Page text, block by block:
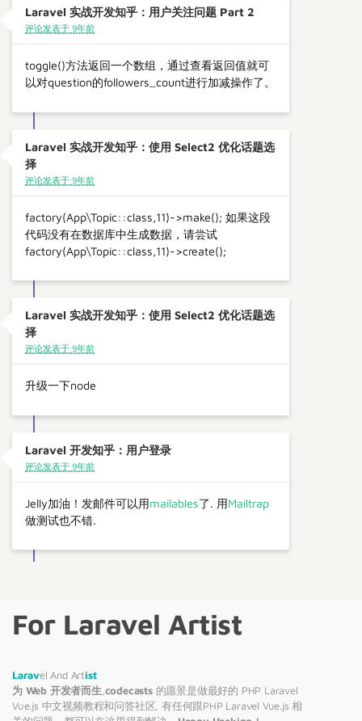
Laravel 实战开发知乎：用户关注问题 Part 2
评论发表于 9年前
toggle()方法返回一个数组，通过查看返回值就可
以对question的followers_count进行加减操作了。
Laravel 实战开发知乎：使用 Select2 优化话题选
择
评论发表于 9年前
factory(App\Topic::class,11)->make(); 如果这段
代码没有在数据库中生成数据，请尝试
factory(App\Topic::class,11)->create();
Laravel 实战开发知乎：使用 Select2 优化话题选
择
评论发表于 9年前
升级一下node
Laravel 开发知乎：用户登录
评论发表于 9年前
Jelly加油！发邮件可以用mailables了. 用Mailtrap
做测试也不错.
For Laravel Artist
Laravel And Artist
为 Web 开发者而生 codecasts的愿景是做最好的 PHP Laravel
Vue.js 中文视频教程和问答社区, 有任何跟PHP Laravel Vue.js 相